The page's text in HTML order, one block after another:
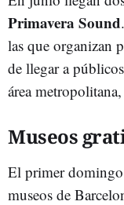
Primavera Sound
las que organizan
de llegar a
área metropolitana,
Museos
El primer domingo
museos de